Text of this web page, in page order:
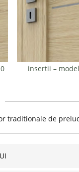
insertii –
traditionale de